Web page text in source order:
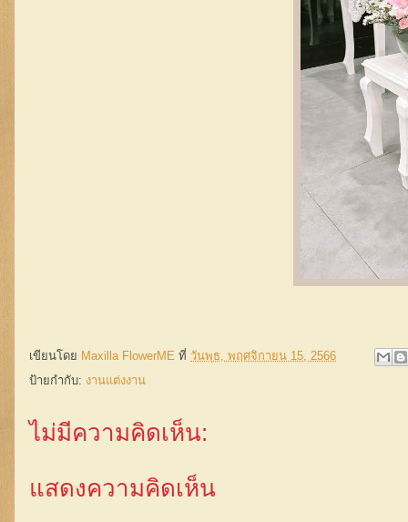
เขียนโดย Maxilla FlowerME ที่ วันพุธ, พฤศจิกายน 15, 2566
ป้ายกำกับ: งานแต่งงาน
ไม่มีความคิดเห็น:
แสดงความคิดเห็น